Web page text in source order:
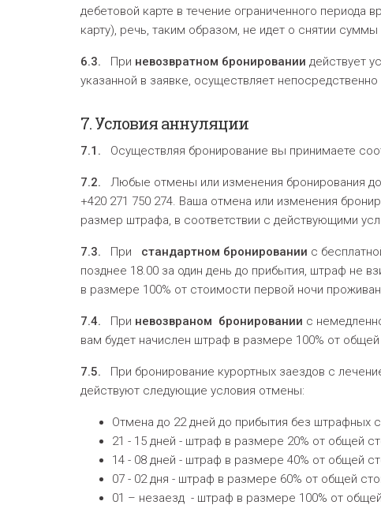
дебетовой карте в течение ограниченного периода
карту), речь, таким образом, не идет о снятии
6.3. При невозвратном бронировании действует
указанной в заявке, осуществляет
7.Условия аннуляции
7.1. Осуществляя бронирование вы принимаете
7.2. Любые отмены или изменения бронирования
+420 271 750 274. Ваша отмена или изменения
размер штрафа, в соответствии с действующими
7.3. При стандартном бронировании с
позднее 18.00 за один день до прибытия, штраф не
в размере 100% от стоимости первой ночи
7.4. При невозвраном бронировании с
вам будет начислен штраф в размере 100% от
7.5.
При бронирование курортных заездов с
действуют следующие условия отмены:
Отмена до 22 дней до прибытия без штрафных
21 - 15 дней - штраф в размере 20% от общей
14 - 08 дней - штраф в размере 40% от общей
07 - 02 дня - штраф в размере 60% от общей
01 – незаезд - штраф в размере 100% от